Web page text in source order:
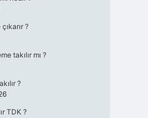
?
takılır mı ?
?
TDK ?